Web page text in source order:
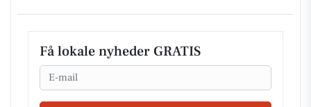
Få lokale nyheder GRATIS
Email